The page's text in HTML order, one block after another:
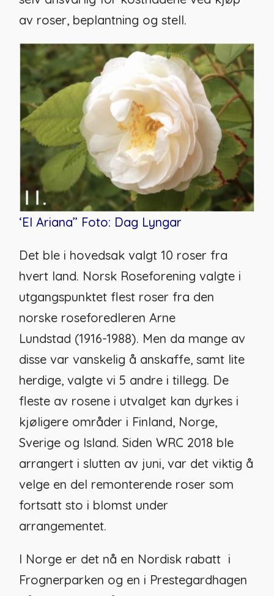
av roser, beplantning og stell.
‘El Ariana’’ Foto: Dag Lyngar
Det ble i hovedsak valgt 10 roser fra
hvert land. Norsk Roseforening valgte i
utgangspunktet flest roser fra den
norske roseforedleren Arne
Lundstad (1916-1988). Men da mange av
disse var vanskelig å anskaffe, samt lite
herdige, valgte vi 5 andre i tillegg. De
fleste av rosene i utvalget kan dyrkes i
kjøligere områder i Finland, Norge,
Sverige og Island.Siden WRC 2018 ble
arrangert i slutten av juni, var det viktig å
velge en del remonterende roser som
fortsatt sto i blomst under
arrangementet.
I Norge er det nå en Nordisk rabatt i
Frognerparken og en i Prestegardhagen